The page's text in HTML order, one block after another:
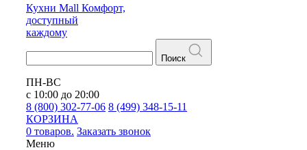
Кухни Mall Комфорт,
доступный
каждому
Поиск
ПН-ВС
с 10:00 до 20:00
8 (800) 302-77-06 8 (499) 348-15-11
КОРЗИНА
0 товаров. Заказать звонок
Меню